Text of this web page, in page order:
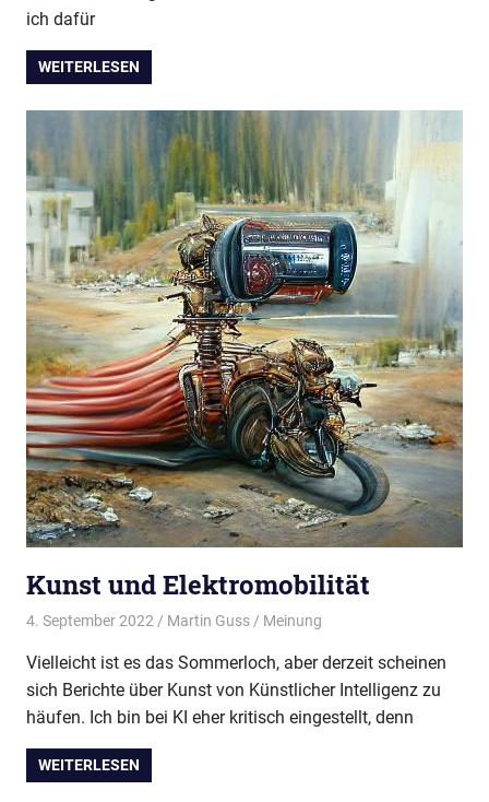
ich dafür
WEITERLESEN
Kunst und Elektromobilität
4. September 2022 Martin Guss Meinung
Vielleicht ist es das Sommerloch, aber derzeit scheinen
sich Berichte über Kunst von Künstlicher Intelligenz zu
häufen. Ich bin bei KI eher kritisch eingestellt, denn
WEITERLESEN